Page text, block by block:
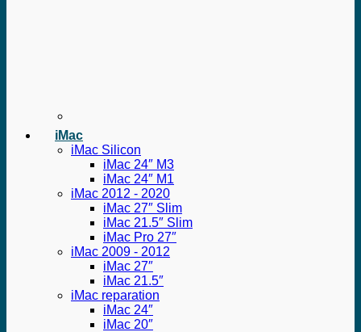
iMac
iMac Silicon
iMac 24″ M3
iMac 24″ M1
iMac 2012 - 2020
iMac 27″ Slim
iMac 21.5″ Slim
iMac Pro 27″
iMac 2009 - 2012
iMac 27″
iMac 21.5″
iMac reparation
iMac 24″
iMac 20″